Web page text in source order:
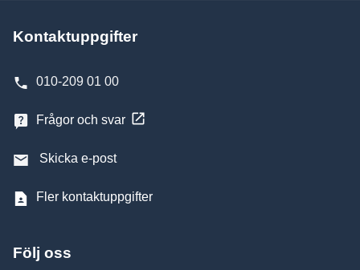
Kontaktuppgifter
010-209 01 00
Frågor och svar
Skicka e-post
Fler kontaktuppgifter
Följ oss